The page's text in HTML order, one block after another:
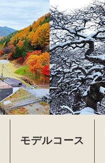
モデルコース